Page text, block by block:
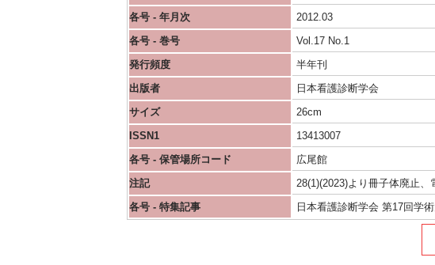
各号 - 年月次
2012.03
各号 - 巻号
Vol.17 No.1
発行頻度
半年刊
出版者
日本看護診断学会
サイズ
26cm
ISSN1
13413007
各号 - 保管場所コード
広尾館
注記
28(1)(2023)より冊子体廃止
各号 - 特集記事
日本看護診断学会 第17回学